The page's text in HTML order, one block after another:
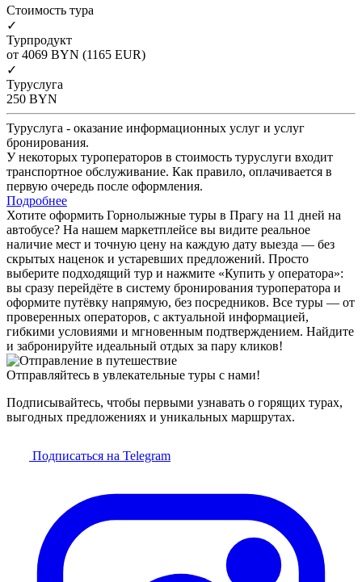
Cтоимость тура
✓
Турпродукт
от 4069 BYN (1165 EUR)
✓
Туруслуга
250 BYN
Туруслуга - оказание информационных услуг и услуг
бронирования.
У некоторых туроператоров в стоимость туруслуги входит
транспортное обслуживание. Как правило, оплачивается в
первую очередь после оформления.
Подробнее
Хотите оформить Горнолыжные туры в Прагу на 11 дней на
автобусе? На нашем маркетплейсе вы видите реальное
наличие мест и точную цену на каждую дату выезда — без
скрытых наценок и устаревших предложений. Просто
выберите подходящий тур и нажмите «Купить у оператора»:
вы сразу перейдёте в систему бронирования туроператора и
оформите путёвку напрямую, без посредников. Все туры — от
проверенных операторов, с актуальной информацией,
гибкими условиями и мгновенным подтверждением. Найдите
и забронируйте идеальный отдых за пару кликов!
Отправляйтесь в увлекательные туры с нами!
Подписывайтесь, чтобы первыми узнавать о горящих турах,
выгодных предложениях и уникальных маршрутах.
Подписаться на Telegram